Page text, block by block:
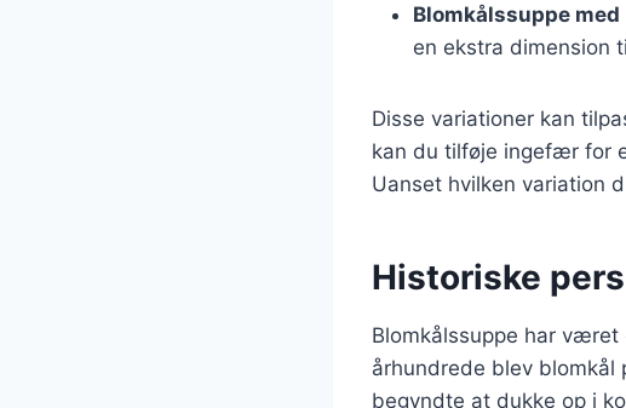
Blomkålssuppe med
en ekstra dimension
Disse variationer kan
kan du tilføje ingefær for
Uanset hvilken variation
Historiske
Blomkålssuppe har været
århundrede blev
begyndte at dukke op i